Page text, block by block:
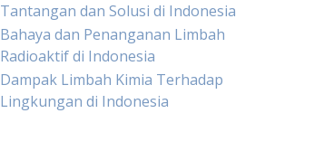
Tantangan dan Solusi di Indonesia
Bahaya dan Penanganan Limbah
Radioaktif di Indonesia
Dampak Limbah Kimia Terhadap
Lingkungan di Indonesia